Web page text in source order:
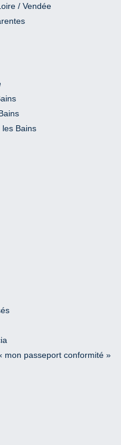
/ Vendée
Bains
mon passeport conformité »